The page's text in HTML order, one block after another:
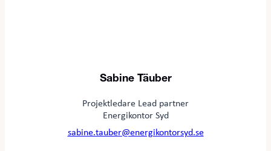
Sabine Täuber
Projektledare Lead partner
Energikontor Syd
sabine.tauber@energikontorsyd.se